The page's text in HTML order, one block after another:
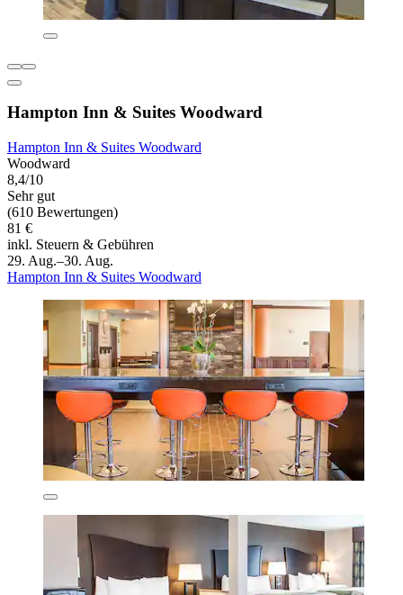
Hampton Inn & Suites Woodward
Hampton Inn & Suites Woodward
Woodward
8,4/10
Sehr gut
(610 Bewertungen)
81 €
inkl. Steuern & Gebühren
29. Aug.–30. Aug.
Hampton Inn & Suites Woodward